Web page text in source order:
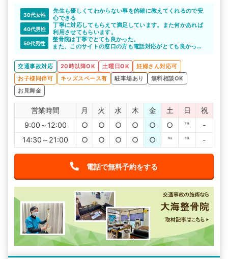
30代女性
先生も優しくてわからない事を的確に教えてくれるので安
心できる
40代男性
丁寧に対応してもらえて満足しています。また何かあれば
利用させてもらいます。
50代男性
整骨院は丁寧でとても良かった。
また、このサイトの窓口の方も電話対応がとても良かっ
交通事故対応
20時以降OK 土曜日OK
妊婦さん対応可
お子様同伴可
キッズスペース有 駐車場あり
無料相談OK
お見舞金
営業時間 月 火 水 木 金 土 日
祝
9:00～12:00
○ ○ ○ ○ ○ ○ ℡
-
14:30～21:00
○ ○ ○ ○ ○ ℡ ℡ -
電話で無料予約をする